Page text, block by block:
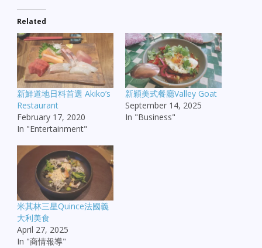
Related
新鮮道地日料首選 Akiko’s
Restaurant
February 17, 2020
In "Entertainment"
新穎美式餐廳Valley Goat
September 14, 2025
In "Business"
米其林三星Quince法國義
大利美食
April 27, 2025
In "商情報導"